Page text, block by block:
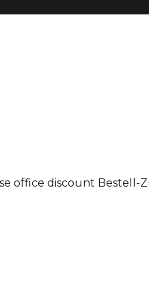
office discount Bestell-